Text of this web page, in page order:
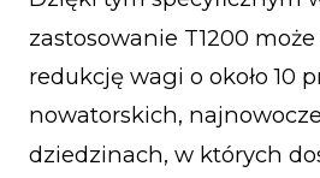
zastosowanie T1200
redukcję wagi o około 10
nowatorskich,
dziedzinach, w których